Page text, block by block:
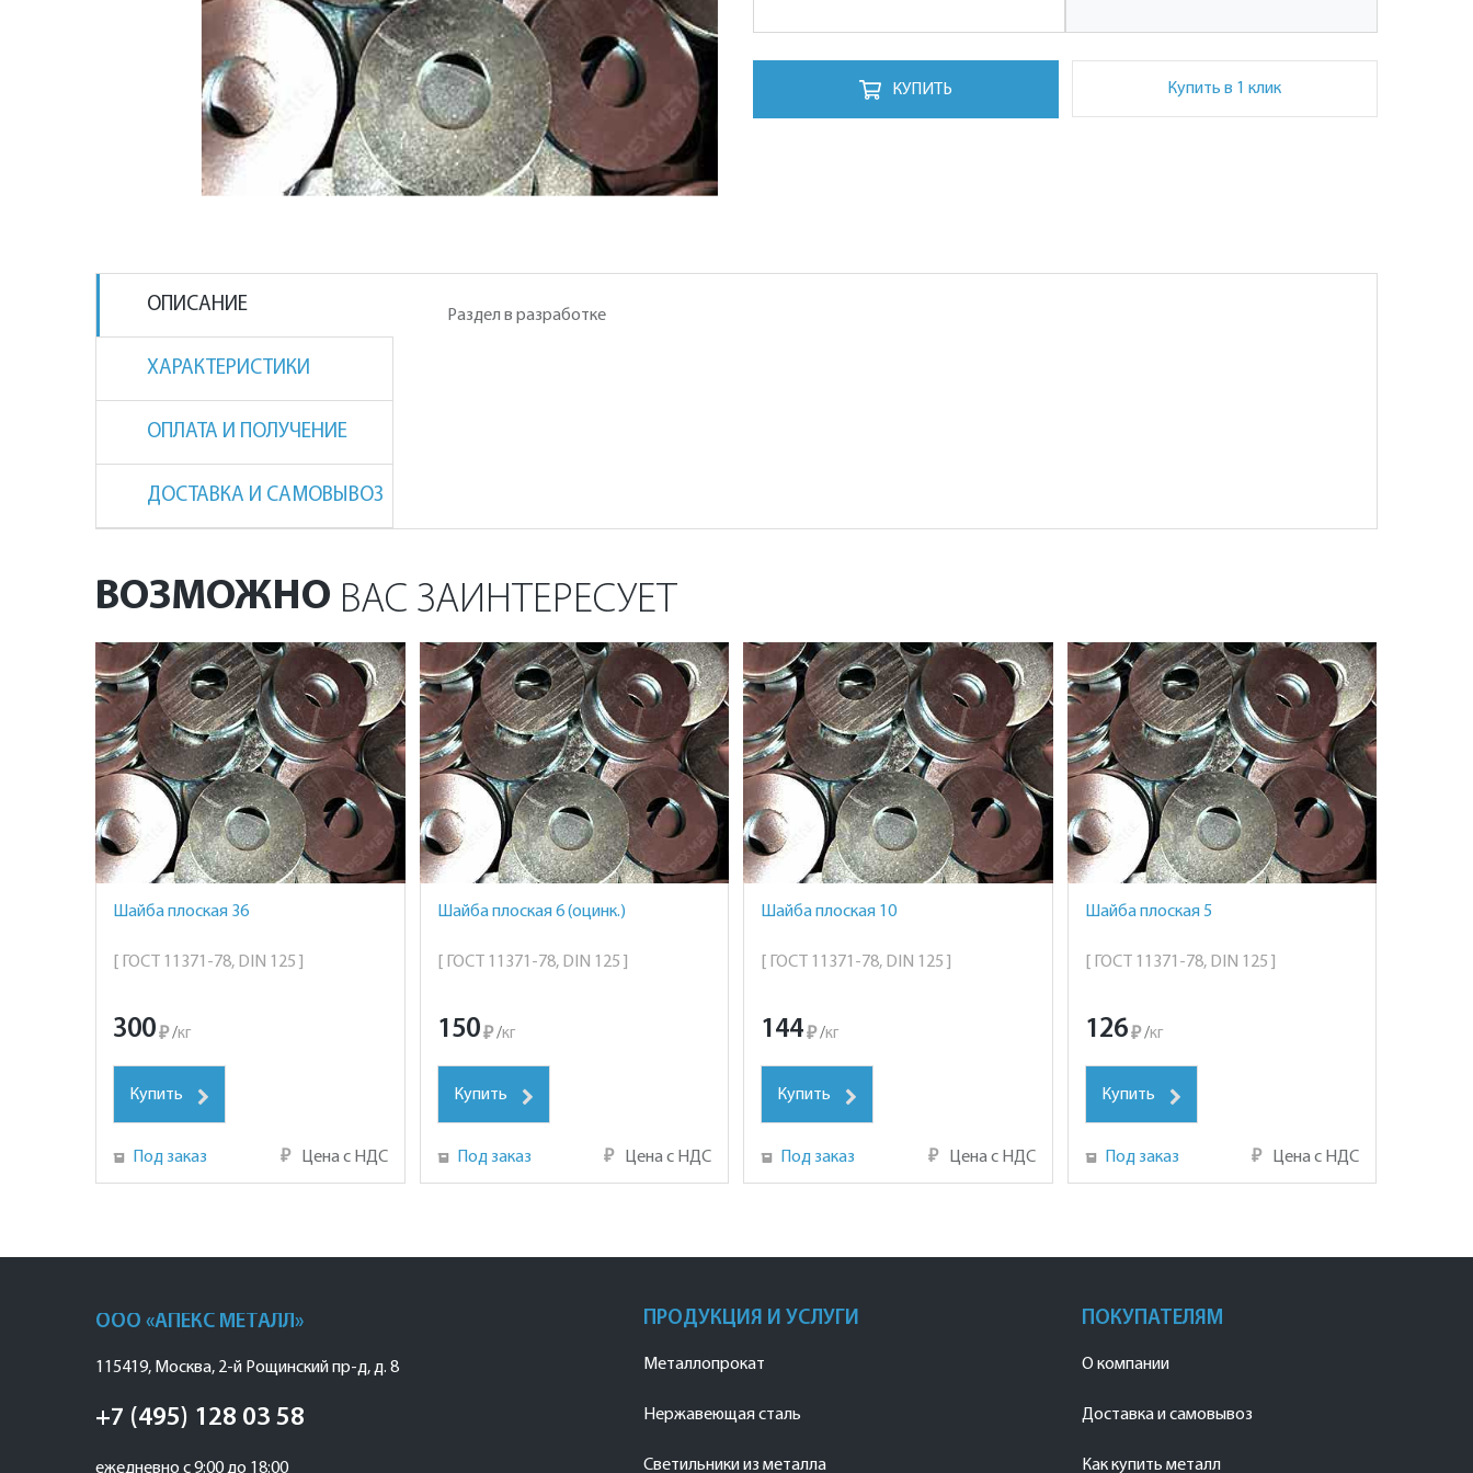
КУПИТЬ Купить в 1 клик
ОПИСАНИЕ
ХАРАКТЕРИСТИКИ
ОПЛАТА И ПОЛУЧЕНИЕ
ДОСТАВКА И САМОВЫВОЗ
Раздел в разработке
ВОЗМОЖНО ВАС ЗАИНТЕРЕСУЕТ
Шайба плоская 36
[ ГОСТ 11371-78, DIN 125 ]
300₽ /кг
Купить
Под заказ ₽ Цена с НДС
Шайба плоская 6 (оцинк.)
[ ГОСТ 11371-78, DIN 125 ]
150 ₽ /кг
Купить
Под заказ ₽ Цена с НДС
Шайба плоская 10
[ ГОСТ 11371-78, DIN 125 ]
144₽ /кг
Купить
Под заказ ₽ Цена с НДС
Шайба плоская 5
[ ГОСТ 11371-78, DIN 125 ]
126 ₽ /кг
Купить
Под заказ ₽ Цена с НДС
ООО «АПЕКС МЕТАЛЛ»
115419, Москва, 2-й Рощинский пр-д, д. 8
+7 (495) 128 03 58
ежедневно с 9:00 до 18:00
ПРОДУКЦИЯ И УСЛУГИ
Металлопрокат
Нержавеющая сталь
Светильники из металла
ПОКУПАТЕЛЯМ
О компании
Доставка и самовывоз
Как купить металл